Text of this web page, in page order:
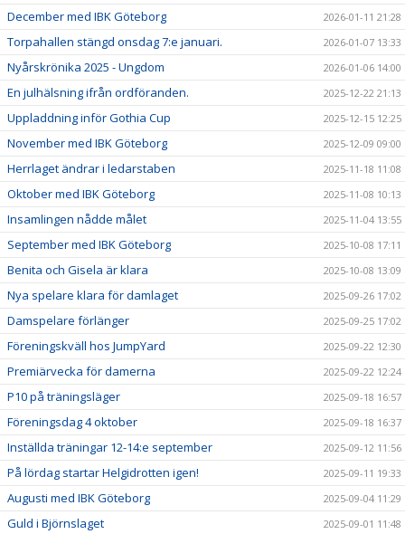
December med IBK Göteborg 2026-01-11 21:28
Torpahallen stängd onsdag 7:e januari. 2026-01-07 13:33
Nyårskrönika 2025 - Ungdom 2026-01-06 14:00
En julhälsning ifrån ordföranden. 2025-12-22 21:13
Uppladdning inför Gothia Cup 2025-12-15 12:25
November med IBK Göteborg 2025-12-09 09:00
Herrlaget ändrar i ledarstaben 2025-11-18 11:08
Oktober med IBK Göteborg 2025-11-08 10:13
Insamlingen nådde målet 2025-11-04 13:55
September med IBK Göteborg 2025-10-08 17:11
Benita och Gisela är klara 2025-10-08 13:09
Nya spelare klara för damlaget 2025-09-26 17:02
Damspelare förlänger 2025-09-25 17:02
Föreningskväll hos JumpYard 2025-09-22 12:30
Premiärvecka för damerna 2025-09-22 12:24
P10 på träningsläger 2025-09-18 16:57
Föreningsdag 4 oktober 2025-09-18 16:37
Inställda träningar 12-14:e september 2025-09-12 11:56
På lördag startar Helgidrotten igen! 2025-09-11 19:33
Augusti med IBK Göteborg 2025-09-04 11:29
Guld i Björnslaget 2025-09-01 11:48